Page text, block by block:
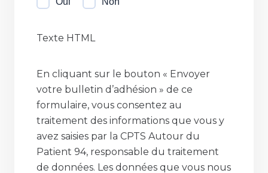
Texte HTML
En cliquant sur le bouton « Envoyer
votre bulletin d’adhésion » de ce
formulaire, vous consentez au
traitement des informations que vous y
avez saisies par la CPTS Autour du
Patient 94, responsable du traitement
de données. Les données que vous nous